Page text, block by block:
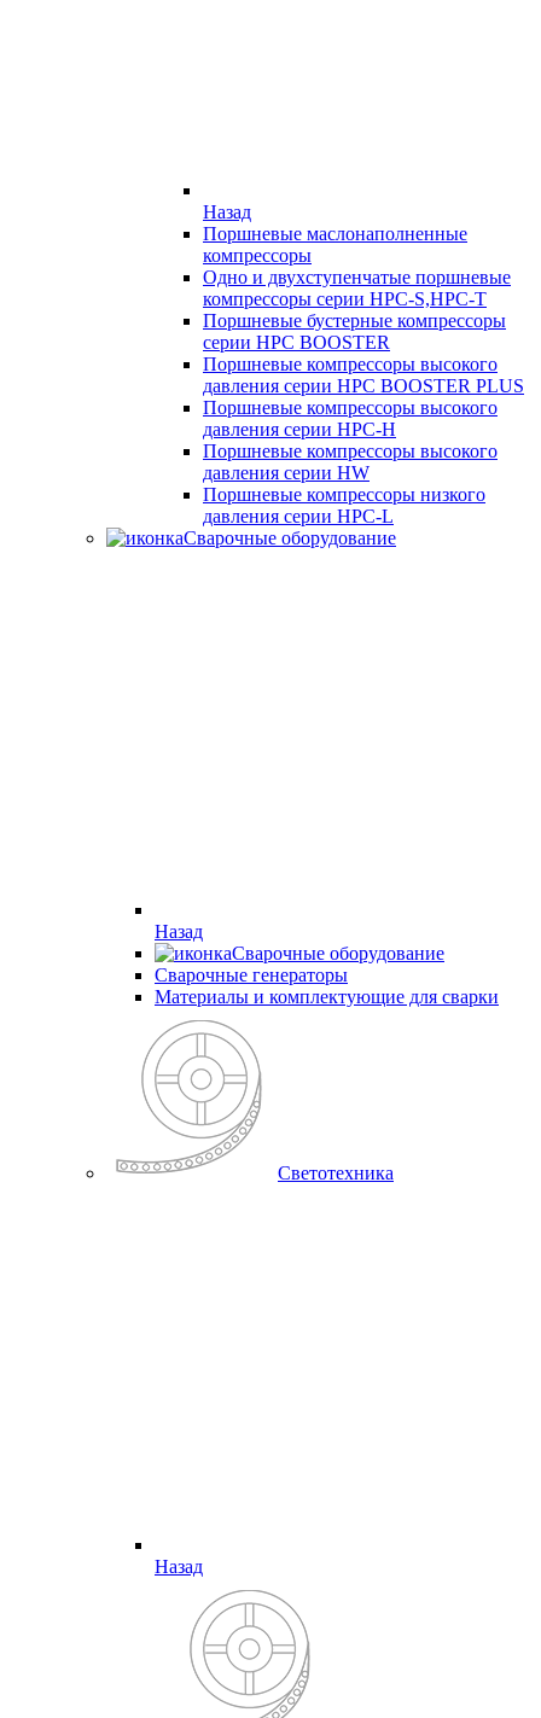
Назад
Поршневые маслонаполненные
компрессоры
Одно и двухступенчатые поршневые
компрессоры серии HPC-S,HPC-T
Поршневые бустерные компрессоры
серии HPC BOOSTER
Поршневые компрессоры высокого
давления серии HPC BOOSTER PLUS
Поршневые компрессоры высокого
давления серии HPC-H
Поршневые компрессоры высокого
давления серии HW
Поршневые компрессоры низкого
давления серии HPC-L
Сварочные оборудование
Назад
Сварочные оборудование
Cварочные генераторы
Материалы и комплектующие для сварки
Светотехника
Назад